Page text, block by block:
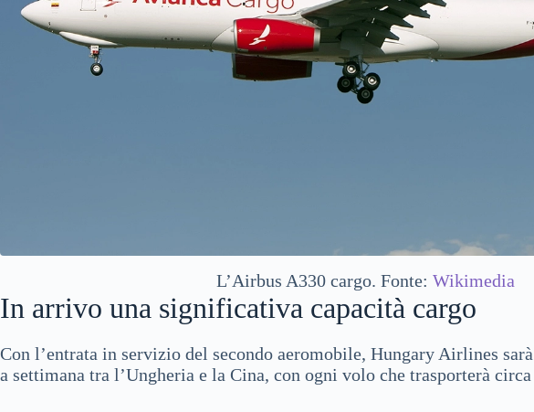
L’Airbus A330 cargo. Fonte: Wikimedia
In arrivo una significativa capacità cargo
Con l’entrata in servizio del secondo aeromobile, Hungary Airlines
a settimana tra l’Ungheria e la Cina, con ogni volo che trasporterà